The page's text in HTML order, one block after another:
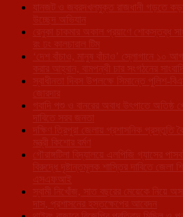
যানজট ও জবরদখলমুক্ত রাজধানী গড়তে
উচ্ছেদ অভিযান
রেনুকা চাকমার অকাল প্রয়াণে শোকস্তব্ধ
রং ঢং কালচারাল টিম
‘দেশ বাঁচাও, মানুষ বাঁচাও’ স্লোগানে ১০
করার আহ্বান, বামপন্থী চার সংগঠনের
স্বাধীনতা দিবস উপলক্ষে সিমান্তে পুলিশ-
জোরদার
গবাদি পশু ও বানরের অবাধ উৎপাতে অতিষ্ঠ
দাবিতে সরব জনতা
দক্ষিণ ত্রিপুরা জেলায় প্রশাসনিক
মন্ত্রী কিশোর বর্মণ
গৌরাঙ্গটিলা বিদ্যালয়ে এলপিজি গ্যাসের
বিরুদ্ধে দৃষ্টান্তমূলক শাস্তির দাবিতে জেলা
এসএফআই
স্বামী নিখোঁজ, সাত বছরের মেয়েকে নিয়ে
দাস, প্রশাসনের হস্তক্ষেপের আবেদন